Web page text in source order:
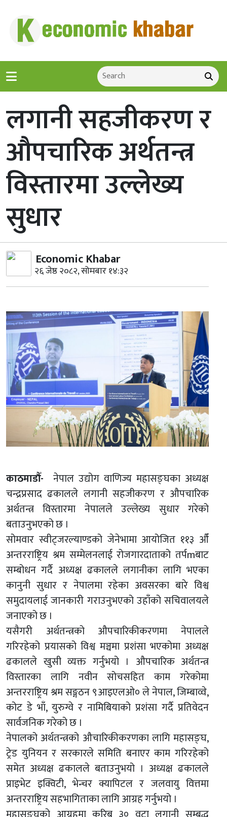
लगानी सहजीकरण र
औपचारिक अर्थतन्त्र
विस्तारमा उल्लेख्य
सुधार
Economic Khabar
२६ जेष्ठ २०८२, सोमबार १४:३२
काठमाडौँ- नेपाल उद्योग वाणिज्य महासङ्घका अध्यक्ष
चन्द्रप्रसाद ढकालले लगानी सहजीकरण र औपचारिक
अर्थतन्त्र विस्तारमा नेपालले उल्लेख्य सुधार गरेको
बताउनुभएको छ ।
सोमवार स्वीट्जरल्याण्डको जेनेभामा आयोजित ११३ औँ
अन्तरराष्ट्रिय श्रम सम्मेलनलाई रोजगारदाताको तर्पmबाट
सम्बोधन गर्दै अध्यक्ष ढकालले लगानीका लागि भएका
कानुनी सुधार र नेपालमा रहेका अवसरका बारे विश्व
समुदायलाई जानकारी गराउनुभएको उहाँको सचिवालयले
जनाएको छ ।
यसैगरी अर्थतन्त्रको औपचारिकीकरणमा नेपालले
गरिरहेको प्रयासको विश्व मञ्चमा प्रशंसा भएकोमा अध्यक्ष
ढकालले खुसी व्यक्त गर्नुभयो । औपचारिक अर्थतन्त्र
विस्तारका लागि नवीन सोचसहित काम गरेकोमा
अन्तरराष्ट्रिय श्रम सङ्गठन ९आइएलओ० ले नेपाल, जिम्बाव्वे,
कोट डे भाँ, युरुग्वे र नामिबियाको प्रशंसा गर्दै प्रतिवेदन
सार्वजनिक गरेको छ ।
नेपालको अर्थतन्त्रको औचारिकीकरणका लागि महासङ्घ,
ट्रेड युनियन र सरकारले समिति बनाएर काम गरिरहेको
समेत अध्यक्ष ढकालले बताउनुभयो । अध्यक्ष ढकालले
प्राइभेट इक्विटी, भेन्चर क्यापिटल र जलवायु वित्तमा
अन्तरराष्ट्रिय सहभागिताका लागि आग्रह गर्नुभयो ।